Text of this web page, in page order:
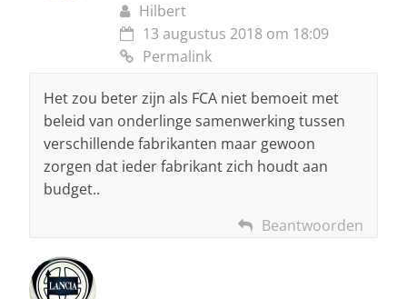
Hilbert
13 augustus 2018 om 18:09
Permalink
Het zou beter zijn als FCA niet bemoeit met
beleid van onderlinge samenwerking tussen
verschillende fabrikanten maar gewoon
zorgen dat ieder fabrikant zich houdt aan
budget..
Beantwoorden